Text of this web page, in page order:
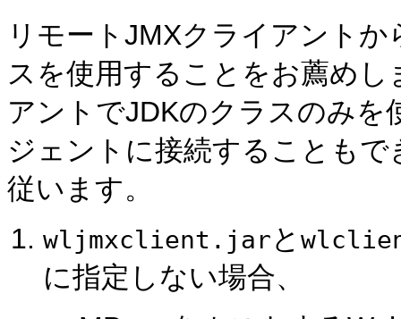
リモートJMXクライアント
スを使用することをお薦め
アントでJDKのクラスのみを
ジェントに接続することも
従います。
wljmxclient.jarと
に指定しない場合、